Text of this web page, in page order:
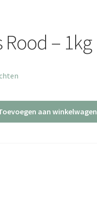
Rood – 1kg
aan winkelwagen